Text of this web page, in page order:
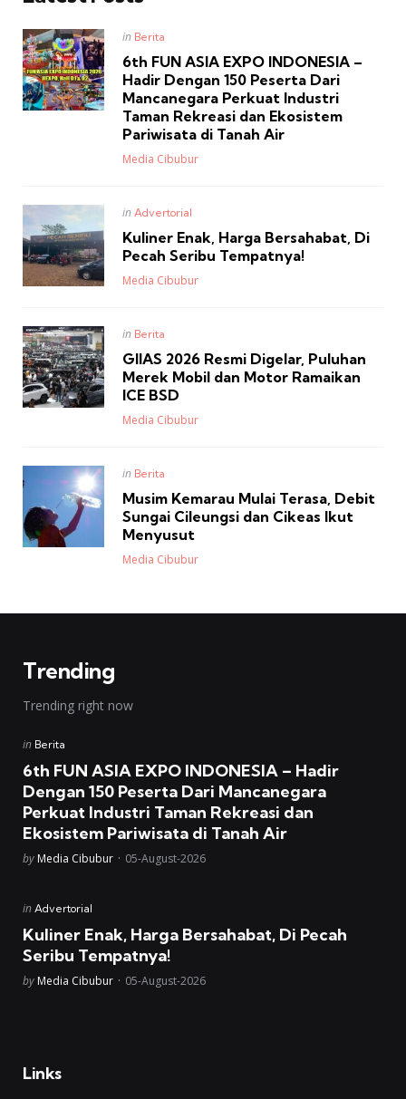
Posted
in
in Berita
6th FUN ASIA EXPO INDONESIA –
Hadir Dengan 150 Peserta Dari
Mancanegara Perkuat Industri
Taman Rekreasi dan Ekosistem
Pariwisata di Tanah Air
Posted
Media Cibubur
Posted
in
in Advertorial
Kuliner Enak, Harga Bersahabat, Di
Pecah Seribu Tempatnya!
Posted
Media Cibubur
Posted
in
in Berita
GIIAS 2026 Resmi Digelar, Puluhan
Merek Mobil dan Motor Ramaikan
ICE BSD
Posted
Media Cibubur
Posted
in
in Berita
Musim Kemarau Mulai Terasa, Debit
Sungai Cileungsi dan Cikeas Ikut
Menyusut
Posted
Media Cibubur
Trending
Trending right now
Posted
in Berita
6th FUN ASIA EXPO INDONESIA – Hadir
Dengan 150 Peserta Dari Mancanegara
Perkuat Industri Taman Rekreasi dan
Ekosistem Pariwisata di Tanah Air
Posted
by Media Cibubur 05-August-2026
Posted
in Advertorial
Kuliner Enak, Harga Bersahabat, Di Pecah
Seribu Tempatnya!
Posted
by Media Cibubur 05-August-2026
Links